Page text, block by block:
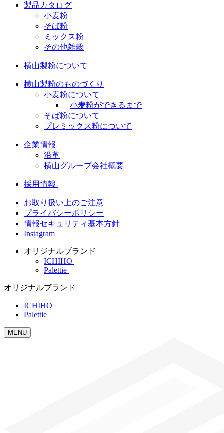
製品カタログ
小麦粉
そば粉
ミックス粉
その他雑穀
横山製粉について
横山製粉のものづくり
小麦粉について
小麦粉ができるまで
そば粉について
プレミックス粉について
企業情報
沿革
横山グループ会社概要
採用情報
お取り扱い上のご注意
プライバシーポリシー
情報セキュリティ基本方針
Instagram
オリジナルブランド
ICHIHO
Palettie
オリジナルブランド
ICHIHO
Palettie
MENU